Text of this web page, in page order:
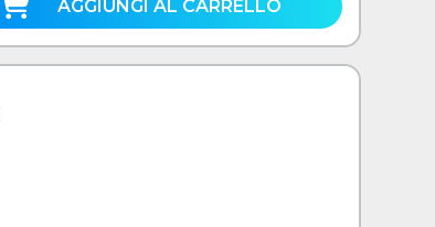
AGGIUNGI AL CARRELLO